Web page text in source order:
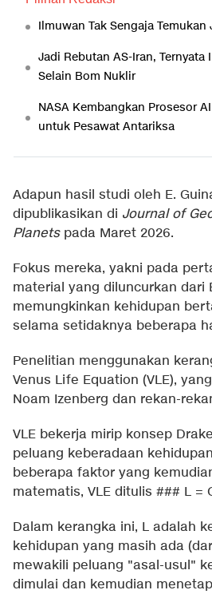
Ilmuwan Tak Sengaja
Jadi Rebutan AS-Iran, Ternyata
Selain Bom Nuklir
NASA Kembangkan Prosesor
untuk Pesawat Antariksa
Adapun hasil studi oleh E.
dipublikasikan di Journal of
Planetspada Maret 2026.
Fokus mereka, yakni pada
material yang diluncurkan dari
memungkinkan kehidupan
selama setidaknya beberapa
Penelitian menggunakan
Venus Life Equation (VLE),
Noam Izenberg dan rekan-
VLE bekerja mirip konsep
peluang keberadaan
beberapa faktor yang
matematis, VLE ditulis ### L =
Dalam kerangka ini, L adalah
kehidupan yang masih ada
mewakili peluang "asal-usul"
dimulai dan kemudian